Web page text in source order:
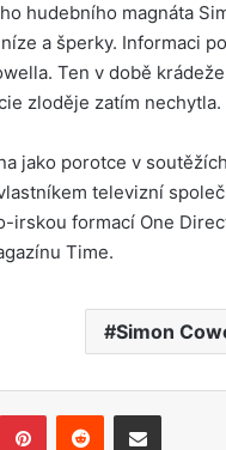
hudebního magnáta
a šperky. Informaci
Ten v době
zloděje zatím nechytla.
jako porotce v
televizní
formací One
Time.
Simon